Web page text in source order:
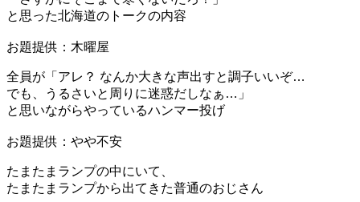
と思った北海道のトークの内容
お題提供：木曜屋
全員が「アレ？ なんか大きな声出すと調子いいぞ…
でも、うるさいと周りに迷惑だしなぁ…」
と思いながらやっているハンマー投げ
お題提供：やや不安
たまたまランプの中にいて、
たまたまランプから出てきた普通のおじさん